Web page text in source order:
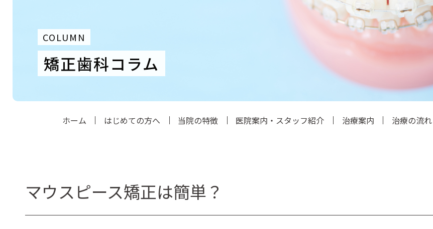
COLUMN
矯正歯科コラム
ホーム はじめての方へ 当院の特徴 医院案内・スタッフ紹介 治療案内 治療の流れ
マウスピース矯正は簡単？